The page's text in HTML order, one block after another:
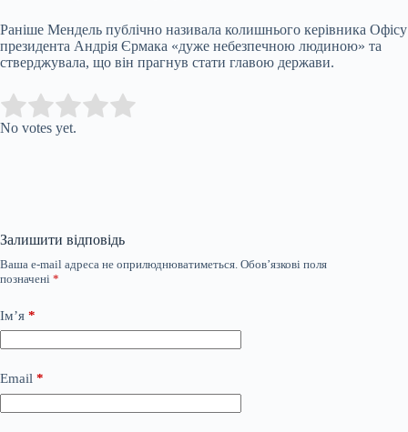
Раніше Мендель публічно називала колишнього керівника Офісу
президента Андрія Єрмака «дуже небезпечною людиною» та
стверджувала, що він прагнув стати главою держави.
Rate this item:
No votes yet.
Залишити відповідь
Ваша e-mail адреса не оприлюднюватиметься. Обов’язкові поля
позначені *
Ім’я *
Email *